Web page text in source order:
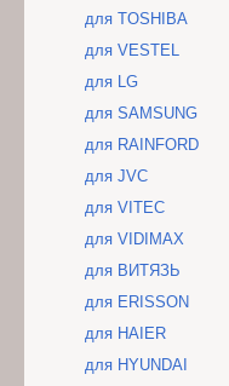
для TOSHIBA
для VESTEL
для LG
для SAMSUNG
для RAINFORD
для JVC
для VITEC
для VIDIMAX
для ВИТЯЗЬ
для ERISSON
для HAIER
для HYUNDAI